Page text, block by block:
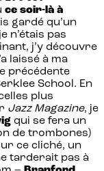
ce soir-là à
gardé qu’un
n’étais pas
j’y découvre
laissé à ma
précédente
School. En
plus
Jazz Magazine, je
qui se fera un
de trombones)
ce cliché, un
tarderait pas à